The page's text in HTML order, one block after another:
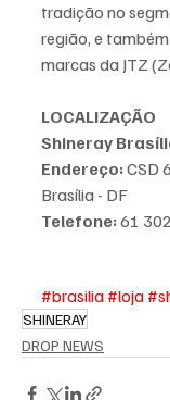
tradição no
região, e
marcas da JTZ
LOCALIZAÇÃO
Shineray
Endereço: CSD
Brasília - DF
Telefone: 61
#brasilia #loja
SHINERAY
DROP NEWS